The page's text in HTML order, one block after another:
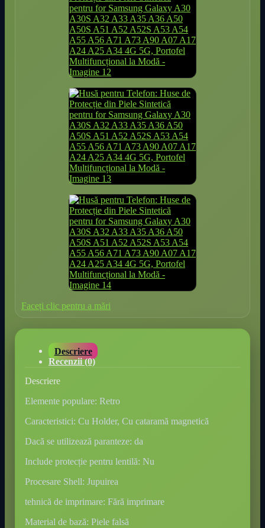
Faceți clic pentru a mări
Descriere
Recenzii (0)
Descriere
Elemente populare: Retro
Caracteristici: Cu Holder, Cu cataramă magnetică
Dacă se utilizează paranteze: da
Include protecție pentru lentilă: Nu
Procesare Shell: Jupuirea
tehnică de imprimare: Fără imprimare
Material de bază: Piele falsă